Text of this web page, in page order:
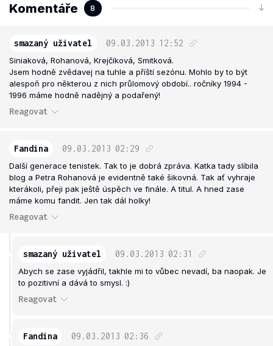
Komentáře 8
smazaný uživatel 09.03.2013 12:52
Siniaková, Rohanová, Krejčíková, Smitková.
Jsem hodně zvědavej na tuhle a příští sezónu. Mohlo by to být
alespoň pro některou z nich průlomový období.. ročníky 1994 -
1996 máme hodně nadějný a podařený!
Reagovat
Fandina 09.03.2013 02:29
Další generace tenistek. Tak to je dobrá zpráva. Katka tady slíbila
blog a Petra Rohanová je evidentně také šikovná. Tak ať vyhraje
kterákoli, přeji pak ještě úspěch ve finále. A titul. A hned zase
máme komu fandit. Jen tak dál holky!
Reagovat
smazaný uživatel 09.03.2013 02:31
Abych se zase vyjádřil, takhle mi to vůbec nevadí, ba naopak. Je
to pozitivní a dává to smysl. :)
Reagovat
Fandina 09.03.2013 02:36